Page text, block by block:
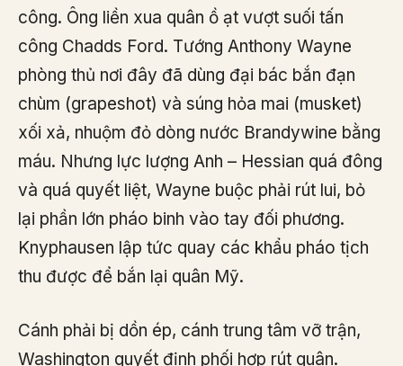
công. Ông liền xua quân ồ ạt vượt suối tấn
công Chadds Ford. Tướng Anthony Wayne
phòng thủ nơi đây đã dùng đại bác bắn đạn
chùm (grapeshot) và súng hỏa mai (musket)
xối xả, nhuộm đỏ dòng nước Brandywine bằng
máu. Nhưng lực lượng Anh – Hessian quá đông
và quá quyết liệt, Wayne buộc phải rút lui, bỏ
lại phần lớn pháo binh vào tay đối phương.
Knyphausen lập tức quay các khẩu pháo tịch
thu được để bắn lại quân Mỹ.
Cánh phải bị dồn ép, cánh trung tâm vỡ trận,
Washington quyết định phối hợp rút quân.